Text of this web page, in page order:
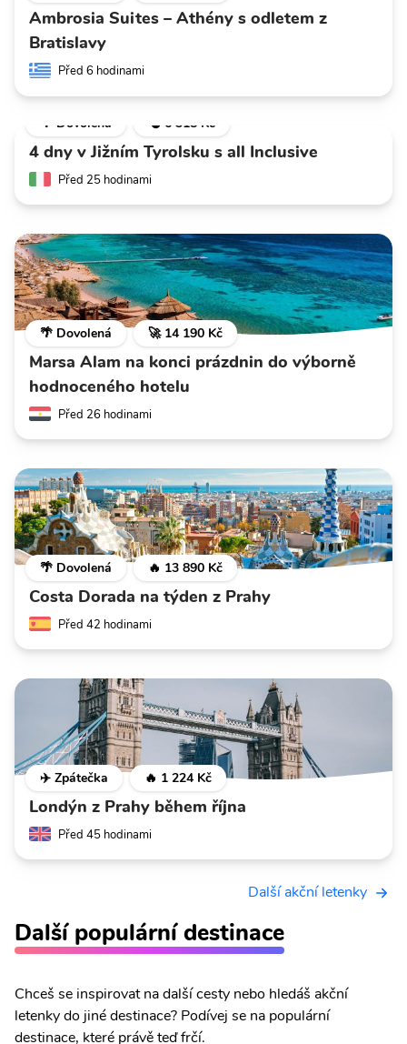
Ambrosia Suites – Athény s odletem z
Bratislavy
Před 6 hodinami
🌴 Dovolená 💣 6 318 Kč
4 dny v Jižním Tyrolsku s all Inclusive
Před 25 hodinami
🌴 Dovolená 🚀 14 190 Kč
Marsa Alam na konci prázdnin do výborně
hodnoceného hotelu
Před 26 hodinami
🌴 Dovolená 🔥 13 890 Kč
Costa Dorada na týden z Prahy
Před 42 hodinami
✈️ Zpátečka 🔥 1 224 Kč
Londýn z Prahy během října
Před 45 hodinami
Další akční letenky
Další populární destinace
Chceš se inspirovat na další cesty nebo hledáš akční
letenky do jiné destinace? Podívej se na populární
destinace, které právě teď frčí.